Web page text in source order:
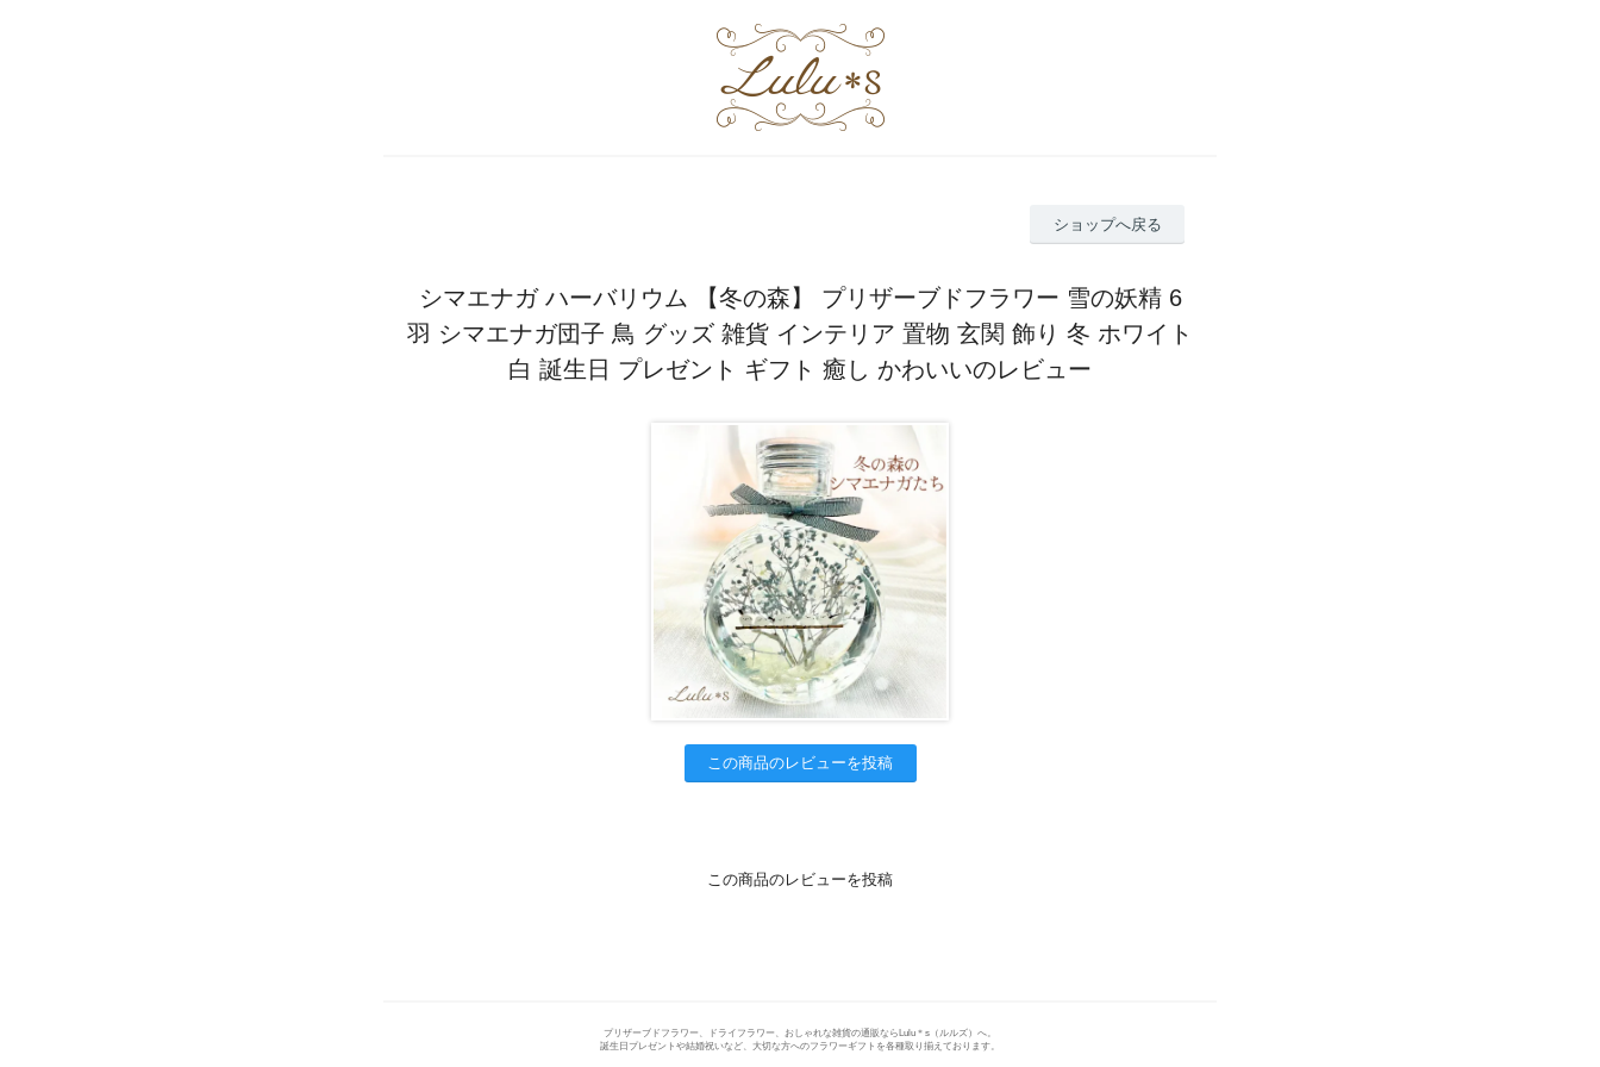
ショップへ戻る
シマエナガ ハーバリウム 【冬の森】 プリザーブドフラワー 雪の妖精 6
羽 シマエナガ団子 鳥 グッズ 雑貨 インテリア 置物 玄関 飾り 冬 ホワイト
白 誕生日 プレゼント ギフト 癒し かわいいのレビュー
この商品のレビューを投稿
この商品のレビューを投稿
プリザーブドフラワー、ドライフラワー、おしゃれな雑貨の通販ならLulu＊s（ルルズ）へ。
誕生日プレゼントや結婚祝いなど、大切な方へのフラワーギフトを各種取り揃えております。